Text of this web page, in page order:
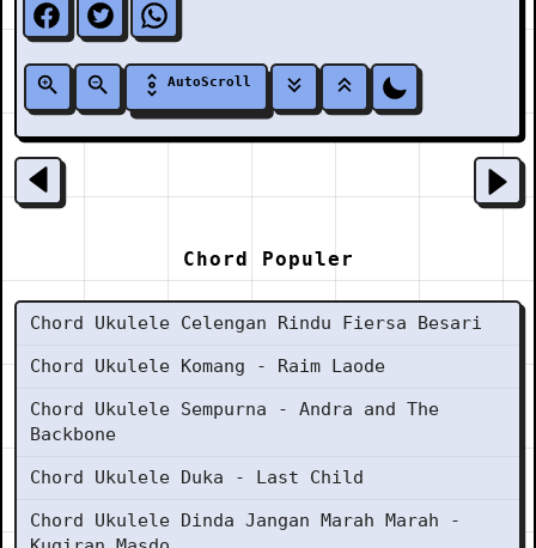
AutoScroll
Chord Populer
Chord Ukulele Celengan Rindu Fiersa Besari
Chord Ukulele Komang - Raim Laode
Chord Ukulele Sempurna - Andra and The
Backbone
Chord Ukulele Duka - Last Child
Chord Ukulele Dinda Jangan Marah Marah -